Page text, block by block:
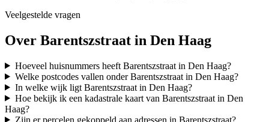
Veelgestelde vragen
Over Barentszstraat in Den Haag
Hoeveel huisnummers heeft Barentszstraat in Den Haag?
Welke postcodes vallen onder Barentszstraat in Den Haag?
In welke wijk ligt Barentszstraat in Den Haag?
Hoe bekijk ik een kadastrale kaart van Barentszstraat in Den
Haag?
Zijn er percelen gekoppeld aan adressen in Barentszstraat?